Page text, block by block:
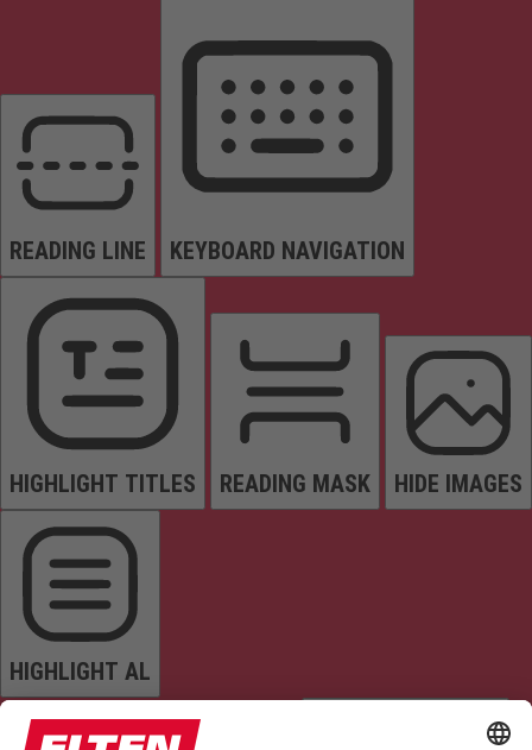
READING LINE KEYBOARD NAVIGATION
HIGHLIGHT TITLES READING MASK HIDE IMAGES
HIGHLIGHT AL